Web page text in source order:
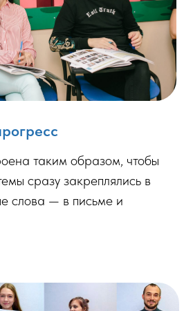
таким образом, чтобы
сразу закреплялись в
слова — в письме и